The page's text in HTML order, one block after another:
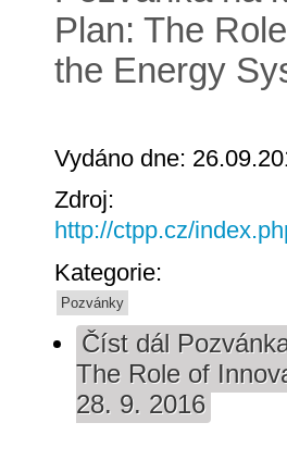
Plan: The
the Energy
Vydáno dne:
Zdroj:
http://ctpp.cz/
Kategorie:
Pozvánky
Číst dál
The Role of
28. 9. 2016